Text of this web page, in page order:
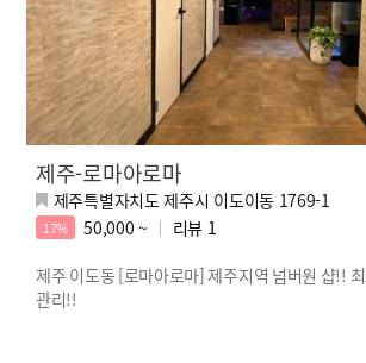
제주-로마아로마
제주특별자치도 제주시 이도이동 1769-1
17% 50,000 ~ 리뷰 1
제주 이도동 [로마아로마] 제주지역 넘버원 샵!!
관리!!